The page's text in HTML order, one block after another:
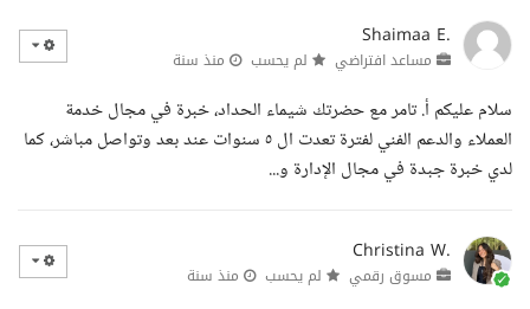
Shaimaa E.
مساعد افتراضي لم يحسب منذ سنة
سلام عليكم أ. تامر مع حضرتك شيماء الحداد، خبرة في مجال خدمة
العملاء والدعم الفني لفترة تعدت ال ٥ سنوات عند بعد وتواصل مباشر، كما
لدي خبرة جبدة في مجال الإدارة و...
Christina W.
مسوق رقمي لم يحسب منذ سنة